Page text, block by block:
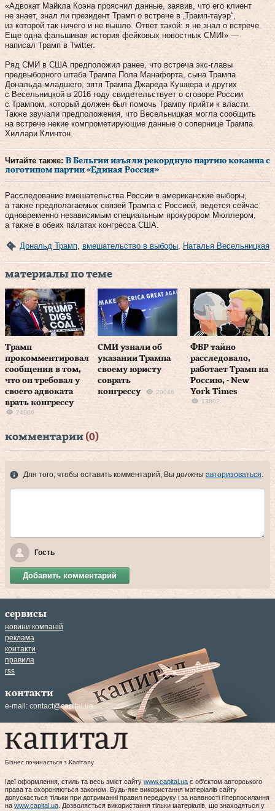
«Адвокат Майкла Коэна прояснил данные, заявив, что его клиент
не знает, знал ли президент Трамп о встрече в „Трамп-тауэр“,
из которой так ничего и не вышло. Ответ такой: я не знал о встрече.
Еще одна фальшивая история фейковых новостных СМИ!» —
написал Трамп в Twitter.
Ряд СМИ в США предположил ранее, что встреча экс-главы
предвыборного штаба Трампа Пола Манафорта, сына Трампа
Дональда-младшего, зятя Трампа Джареда Кушнера и других
с Весельницкой в 2016 году свидетельствует о сговоре России
с Трампом, который должен был помочь Трампу прийти к власти.
Также звучали предположения, что Весельницкая могла сообщить
на встрече некие компрометирующие данные о сопернице Трампа
Хиллари Клинтон.
Читайте также: В Бельгии изъяли рекордную партию кокаина с
логотипом партии «Единая Россия»
Расследование вмешательства России в американские выборы,
а также предполагаемых связей Трампа с Россией, ведется сейчас
одновременно независимым специальным прокурором Мюллером,
а также в обеих палатах конгресса США.
Дональд Трамп вмешательство в выборы Наталья Весельницкая
материалы по теме
Трамп
прокомментировал
сообщения в том,
что он требовал у
своего адвоката
врать конгрессу
24906
СМИ узнали об
указании Трампа
своему юристу
соврать
конгрессу
20046
ФБР тайно
расследовало,
работает Трамп на
Россию, - New
York Times
13802
комментарии (0)
Для того, чтобы оставить комментарий, Вы должны авторизоваться.
Гость
Добавить комментарий
сервисы
новини компаній
реклама
контакти
правила
rss
контакти
e-mail: contact@capital.ua
Бізнес починається з Капіталу
Ідеї оформлення, стиль та весь зміст сайту www.capital.uaє об'єктом авторського
права та охороняються законом. Будь-яке використання матеріалів сайту
допускається тільки при дотриманні правил передруку і за наявності гіперпосилання
на www.capital.ua. Дозволяється використання тільки матеріалів, що знаходяться у